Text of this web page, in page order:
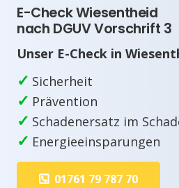
E-Check Wiesentheid
nach DGUV Vorschrift 3
Unser E-Check in
✓ Sicherheit
✓ Prävention
✓ Schadenersatz im
✓ Energieeinsparungen
01761 79 787 70